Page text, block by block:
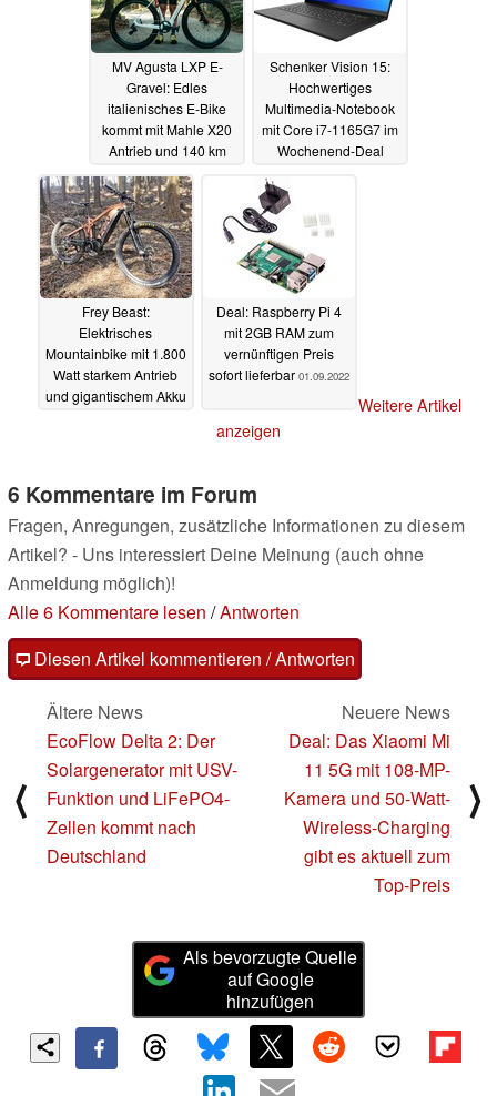
MV Agusta LXP E-
Gravel: Edles
italienisches E-Bike
kommt mit Mahle X20
Antrieb und 140 km
Reichweite02.09.2022
Schenker Vision 15:
Hochwertiges
Multimedia-Notebook
mit Core i7-1165G7 im
Wochenend-Deal
Frey Beast:
Elektrisches
Mountainbike mit 1.800
Watt starkem Antrieb
und gigantischem Akku
Deal: Raspberry Pi 4
mit 2GB RAM zum
vernünftigen Preis
sofort lieferbar 01.09.2022
Weitere Artikel
anzeigen
6 Kommentare im Forum
Fragen, Anregungen, zusätzliche Informationen zu diesem
Artikel? - Uns interessiert Deine Meinung (auch ohne
Anmeldung möglich)!
Alle 6 Kommentare lesen /Antworten
Diesen Artikel kommentieren / Antworten
⟨
Ältere News
EcoFlow Delta 2: Der
Solargenerator mit USV-
Funktion und LiFePO4-
Zellen kommt nach
Deutschland
Neuere News
Deal: Das Xiaomi Mi
11 5G mit 108-MP-
Kamera und 50-Watt-
Wireless-Charging
gibt es aktuell zum
Top-Preis
⟩
Als bevorzugte Quelle
auf Google
hinzufügen